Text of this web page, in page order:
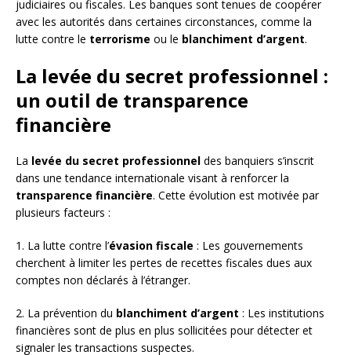
judiciaires ou fiscales. Les banques sont tenues de coopérer
avec les autorités dans certaines circonstances, comme la
lutte contre le terrorisme ou le blanchiment d’argent.
La levée du secret professionnel :
un outil de transparence
financière
La levée du secret professionnel des banquiers s’inscrit
dans une tendance internationale visant à renforcer la
transparence financière. Cette évolution est motivée par
plusieurs facteurs :
1. La lutte contre l’évasion fiscale : Les gouvernements
cherchent à limiter les pertes de recettes fiscales dues aux
comptes non déclarés à l’étranger.
2. La prévention du blanchiment d’argent : Les institutions
financières sont de plus en plus sollicitées pour détecter et
signaler les transactions suspectes.